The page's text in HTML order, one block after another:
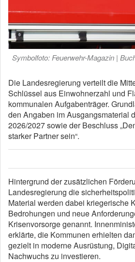
Symbolfoto: Feuerwehr-Magazin |
Die Landesregierung verteilt die
Schlüssel aus Einwohnerzahl und
kommunalen Aufgabenträger.
den Angaben im Ausgangsmaterial
2026/2027 sowie der Beschluss
starker Partner sein“.
Hintergrund der zusätzlichen
Landesregierung die
Material werden dabei kriegerische
Bedrohungen und neue
Krisenvorsorge genannt.
erklärte, die Kommunen erhielten
gezielt in moderne Ausrüstung,
Nachwuchs zu investieren.